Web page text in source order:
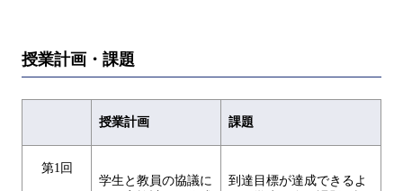
授業計画・課題
授業計画 課題
第1回
学生と教員の協議に
到達目標が達成できるよ